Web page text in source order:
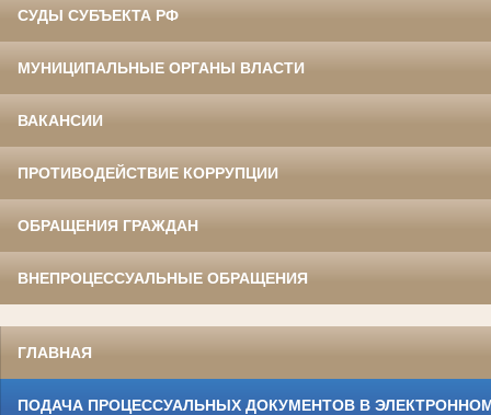
СУДЫ СУБЪЕКТА РФ
МУНИЦИПАЛЬНЫЕ ОРГАНЫ ВЛАСТИ
ВАКАНСИИ
ПРОТИВОДЕЙСТВИЕ КОРРУПЦИИ
ОБРАЩЕНИЯ ГРАЖДАН
ВНЕПРОЦЕССУАЛЬНЫЕ ОБРАЩЕНИЯ
ГЛАВНАЯ
ПОДАЧА ПРОЦЕССУАЛЬНЫХ ДОКУМЕНТОВ В